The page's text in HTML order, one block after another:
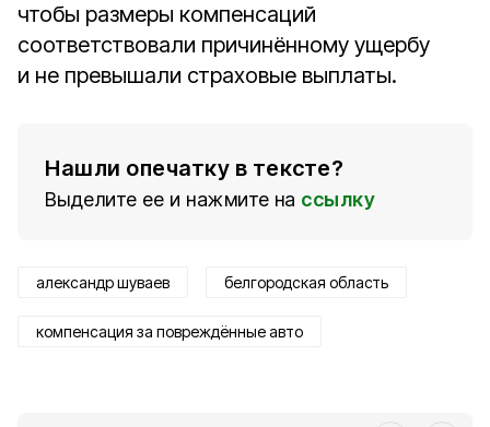
чтобы размеры компенсаций
соответствовали причинённому ущербу
и не превышали страховые выплаты.
Нашли опечатку в тексте?
Выделите ее и нажмите на ссылку
александр шуваев белгородская область
компенсация за повреждённые авто